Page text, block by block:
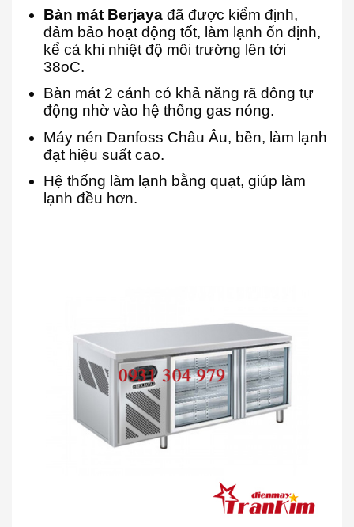
Bàn mát Berjayađã được kiểm định,
đảm bảo hoạt động tốt, làm lạnh ổn định,
kể cả khi nhiệt độ môi trường lên tới
38oC.
Bàn mát 2 cánh có khả năng rã đông tự
động nhờ vào hệ thống gas nóng.
Máy nén Danfoss Châu Âu, bền, làm lạnh
đạt hiệu suất cao.
Hệ thống làm lạnh bằng quạt, giúp làm
lạnh đều hơn.